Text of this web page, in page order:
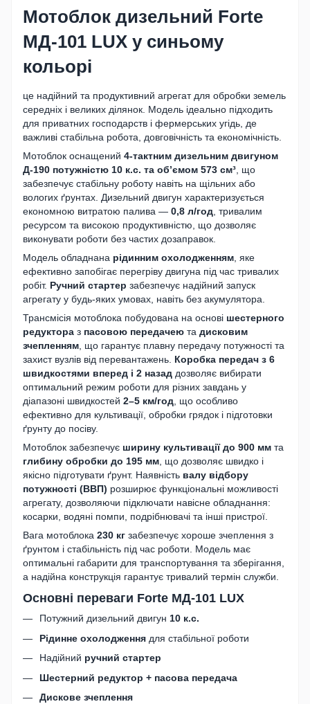
Мотоблок дизельний Forte
МД-101 LUX у синьому
кольорі
це надійний та продуктивний агрегат для обробки земель
середніх і великих ділянок. Модель ідеально підходить
для приватних господарств і фермерських угідь, де
важливі стабільна робота, довговічність та економічність.
Мотоблок оснащений 4-тактним дизельним двигуном
Д-190 потужністю 10 к.с. та об’ємом 573 см³ , що
забезпечує стабільну роботу навіть на щільних або
вологих ґрунтах. Дизельний двигун характеризується
економною витратою палива — 0,8 л/год , тривалим
ресурсом та високою продуктивністю, що дозволяє
виконувати роботи без частих дозаправок.
Модель обладнана рідинним охолодженням , яке
ефективно запобігає перегріву двигуна під час тривалих
робіт. Ручний стартер забезпечує надійний запуск
агрегату у будь-яких умовах, навіть без акумулятора.
Трансмісія мотоблока побудована на основі шестерного
редуктора з пасовою передачею та дисковим
зчепленням , що гарантує плавну передачу потужності та
захист вузлів від перевантажень. Коробка передач з 6
швидкостями вперед і 2 назад дозволяє вибирати
оптимальний режим роботи для різних завдань у
діапазоні швидкостей 2–5 км/год , що особливо
ефективно для культивації, обробки грядок і підготовки
ґрунту до посіву.
Мотоблок забезпечує ширину культивації до 900 мм та
глибину обробки до 195 мм , що дозволяє швидко і
якісно підготувати ґрунт. Наявність валу відбору
потужності (ВВП) розширює функціональні можливості
агрегату, дозволяючи підключати навісне обладнання:
косарки, водяні помпи, подрібнювачі та інші пристрої.
Вага мотоблока 230 кг забезпечує хороше зчеплення з
ґрунтом і стабільність під час роботи. Модель має
оптимальні габарити для транспортування та зберігання,
а надійна конструкція гарантує тривалий термін служби.
Основні переваги Forte МД-101 LUX
Потужний дизельний двигун 10 к.с.
Рідинне охолодження для стабільної роботи
Надійний ручний стартер
Шестерний редуктор + пасова передача
Дискове зчеплення